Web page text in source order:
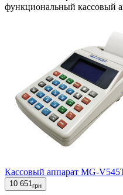
функциональный кассовый
Кассовый аппарат MG-
10 651грн